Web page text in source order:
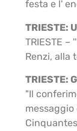
festa e l'
TRIESTE:
TRIESTE
Renzi, alla
TRIESTE:
"Il